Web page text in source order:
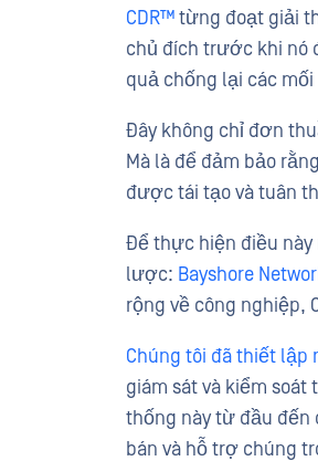
CDR™từng đoạt giải
chủ đích trước khi nó
quả chống lại các
Đây không chỉ đơn
Mà là để đảm bảo
được tái tạo và tuân
Để thực hiện điều
lược: Bayshore
rộng về công nghiệp,
Chúng tôi đã thiết lập
giám sát và kiểm soát
thống này từ đầu đến
bán và hỗ trợ chúng